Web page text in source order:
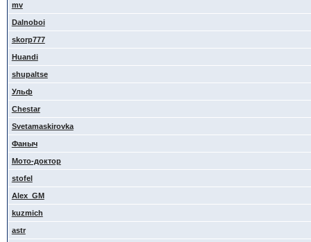
mv
Dalnoboi
skorp777
Huandi
shupaltse
Ульф
Сhestar
Svetamaskirovka
Фаныч
Мото-доктор
stofel
Alex_GM
kuzmich
astr